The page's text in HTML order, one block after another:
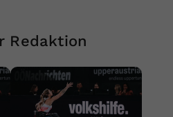
Redaktion